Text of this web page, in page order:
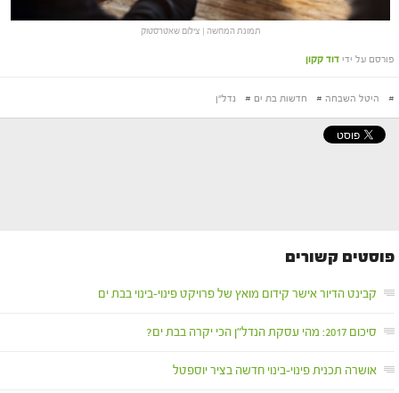
תמונת המחשה | צילום שאטרסטוק
פורסם על ידי דוד קקון
# היטל השבחה # חדשות בת ים # נדל"ן
פוסטים קשורים
קבינט הדיור אישר קידום מואץ של פרויקט פינוי-בינוי בבת ים
סיכום 2017: מהי עסקת הנדל"ן הכי יקרה בבת ים?
אושרה תכנית פינוי-בינוי חדשה בציר יוספטל